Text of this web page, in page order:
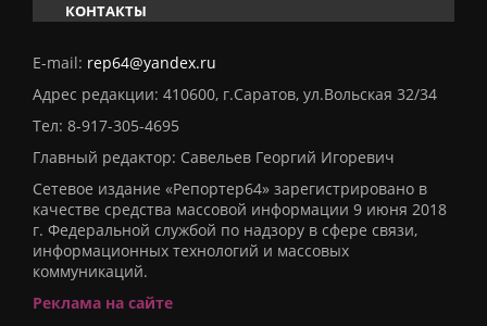
КОНТАКТЫ
E-mail: rep64@yandex.ru
Адрес редакции: 410600, г.Саратов, ул.Вольская 32/34
Тел: 8-917-305-4695
Главный редактор: Савельев Георгий Игоревич
Сетевое издание «Репортер64» зарегистрировано в
качестве средства массовой информации 9 июня 2018
г. Федеральной службой по надзору в сфере связи,
информационных технологий и массовых
коммуникаций.
Реклама на сайте